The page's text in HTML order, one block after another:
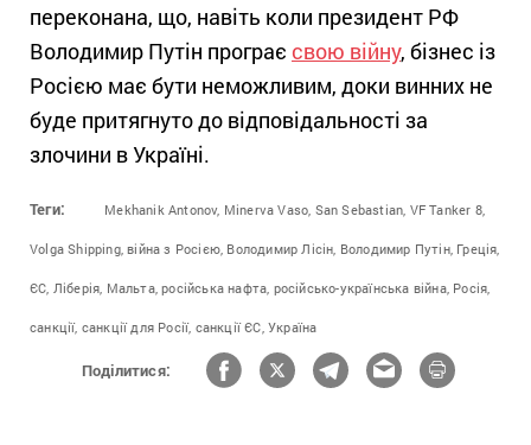
переконана, що, навіть коли президент РФ
Володимир Путін програє свою війну, бізнес із
Росією має бути неможливим, доки винних не
буде притягнуто до відповідальності за
злочини в Україні.
Теги: Mekhanik Antonov, Minerva Vaso, San Sebastian, VF Tanker 8,
Volga Shipping, війна з Росією, Володимир Лісін, Володимир Путін, Греція,
ЄС, Ліберія, Мальта, російська нафта, російсько-українська війна, Росія,
санкції, санкції для Росії, санкції ЄС, Україна
Поділитися: